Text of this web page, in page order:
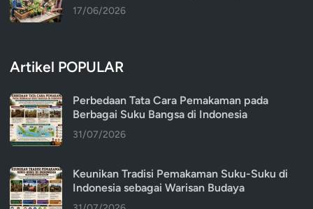
17/06/2026
Artikel POPULAR
Perbedaan Tata Cara Pemakaman pada
Berbagai Suku Bangsa di Indonesia
31/07/2026
Keunikan Tradisi Pemakaman Suku-Suku di
Indonesia sebagai Warisan Budaya